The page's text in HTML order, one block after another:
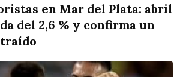
en Mar del Plata: abril
del 2,6 % y confirma un